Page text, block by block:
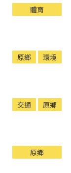
體育
原鄉 環境
交通 原鄉
原鄉